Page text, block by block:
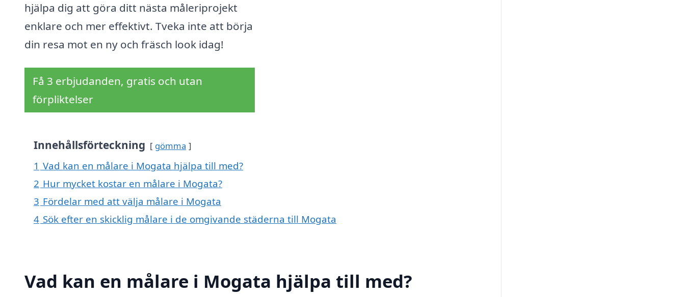
hjälpa dig att göra ditt nästa måleriprojekt
enklare och mer effektivt. Tveka inte att börja
din resa mot en ny och fräsch look idag!
Få 3 erbjudanden, gratis och utan
förpliktelser
Innehållsförteckning gömma
1 Vad kan en målare i Mogata hjälpa till med?
2 Hur mycket kostar en målare i Mogata?
3 Fördelar med att välja målare i Mogata
4 Sök efter en skicklig målare i de omgivande städerna till Mogata
Vad kan en målare i Mogata hjälpa till med?